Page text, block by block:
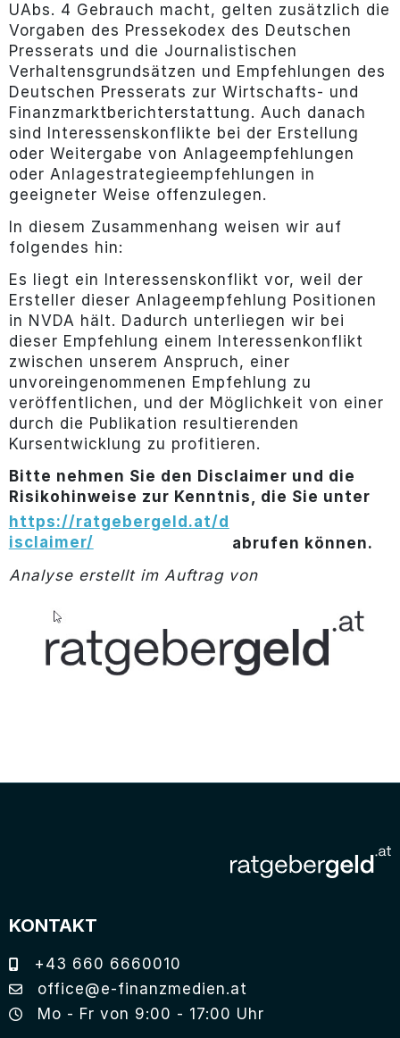
UAbs. 4 Gebrauch macht, gelten zusätzlich die
Vorgaben des Pressekodex des Deutschen
Presserats und die Journalistischen
Verhaltensgrundsätzen und Empfehlungen des
Deutschen Presserats zur Wirtschafts- und
Finanzmarktberichterstattung. Auch danach
sind Interessenskonflikte bei der Erstellung
oder Weitergabe von Anlageempfehlungen
oder Anlagestrategieempfehlungen in
geeigneter Weise offenzulegen.
In diesem Zusammenhang weisen wir auf
folgendes hin:
Es liegt ein Interessenskonflikt vor, weil der
Ersteller dieser Anlageempfehlung Positionen
in NVDA hält. Dadurch unterliegen wir bei
dieser Empfehlung einem Interessenkonflikt
zwischen unserem Anspruch, einer
unvoreingenommenen Empfehlung zu
veröffentlichen, und der Möglichkeit von einer
durch die Publikation resultierenden
Kursentwicklung zu profitieren.
Bitte nehmen Sie den Disclaimer und die
Risikohinweise zur Kenntnis, die Sie unter
https://ratgebergeld.at/d
isclaimer/
abrufen können.
Analyse erstellt im Auftrag von
KONTAKT
+43 660 6660010
office@e-finanzmedien.at
Mo - Fr von 9:00 - 17:00 Uhr